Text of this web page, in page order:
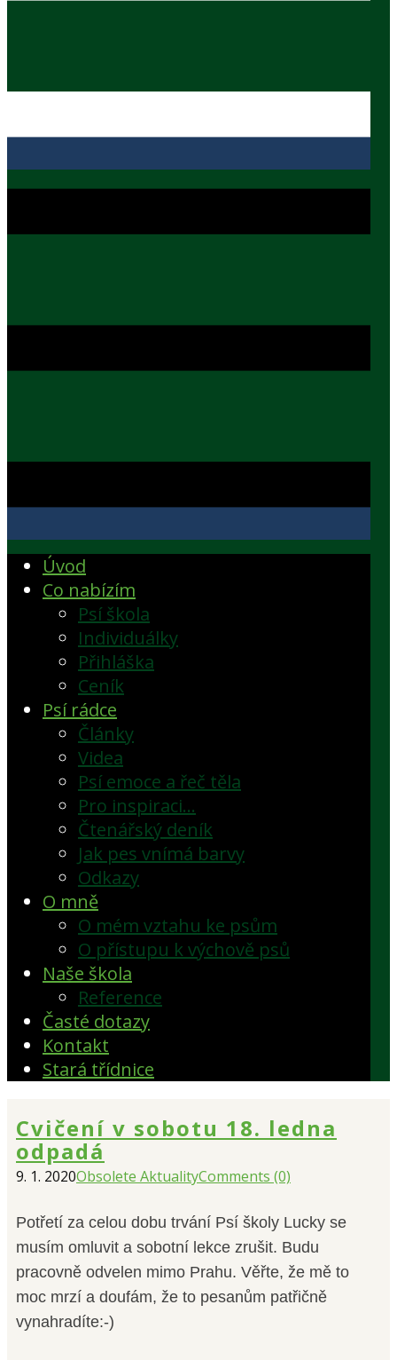
Úvod
Co nabízím
Psí škola
Individuálky
Přihláška
Ceník
Psí rádce
Články
Videa
Psí emoce a řeč těla
Pro inspiraci…
Čtenářský deník
Jak pes vnímá barvy
Odkazy
O mně
O mém vztahu ke psům
O přístupu k výchově psů
Naše škola
Reference
Časté dotazy
Kontakt
Stará třídnice
Cvičení v sobotu 18. ledna
odpadá
9. 1. 2020Obsolete AktualityComments (0)
Potřetí za celou dobu trvání Psí školy Lucky se
musím omluvit a sobotní lekce zrušit. Budu
pracovně odvelen mimo Prahu. Věřte, že mě to
moc mrzí a doufám, že to pesanům patřičně
vynahradíte:-)